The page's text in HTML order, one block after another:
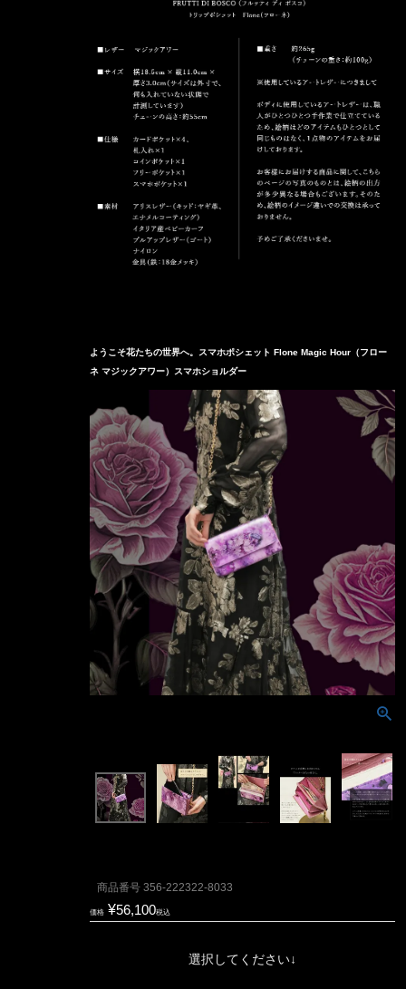
ようこそ花たちの世界へ。スマホポシェット Flone Magic Hour（フロー
ネ マジックアワー）スマホショルダー
商品番号 356-222322-8033
価格 ¥56,100税込
選択してください↓